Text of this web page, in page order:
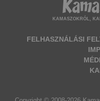
KAMASZOKRÓL,
FELHASZNÁLÁSI